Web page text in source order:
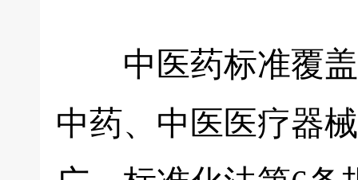
中医药标准覆盖
中药、中医医疗器